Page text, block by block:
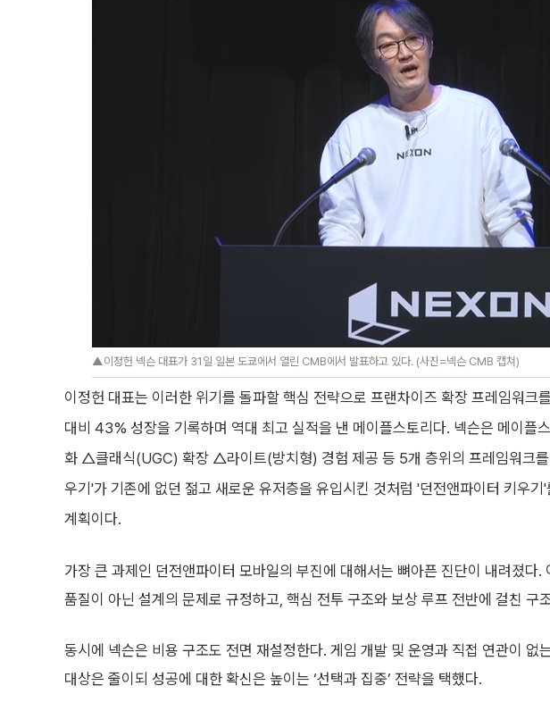
▲이정헌 넥슨 대표가 31일 일본 도쿄에서 열린 CMB에서 발표하고 있다. (사진=넥슨 CMB 캡쳐)
이정헌 대표는 이러한 위기를 돌파할 핵심 전략으로 프랜차이즈 확장 프레임워크
대비 43% 성장을 기록하며 역대 최고 실적을 낸 메이플스토리다. 넥슨은 메이
화 △클래식(UGC) 확장 △라이트(방치형) 경험 제공 등 5개 층위의 프레임워크를
우기'가 기존에 없던 젊고 새로운 유저층을 유입시킨 것처럼 '던전앤파이터 키우
계획이다.
가장 큰 과제인 던전앤파이터 모바일의 부진에 대해서는 뼈아픈 진단이 내려졌다.
품질이 아닌 설계의 문제로 규정하고, 핵심 전투 구조와 보상 루프 전반에 걸친 구
동시에 넥슨은 비용 구조도 전면 재설정한다. 게임 개발 및 운영과 직접 연관이 없
대상은 줄이되 성공에 대한 확신은 높이는 ‘선택과 집중’ 전략을 택했다.